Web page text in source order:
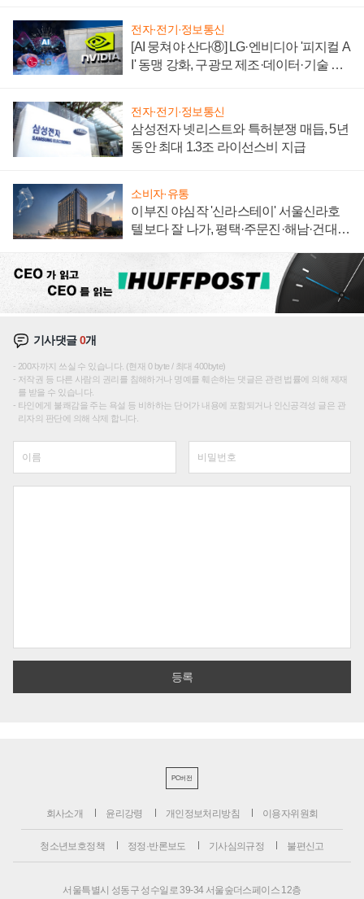
전자·전기·정보통신
[AI 뭉쳐야 산다⑧] LG·엔비디아 '피지컬 A
I' 동맹 강화, 구광모 제조·데이터·기술 결
전자·전기·정보통신
삼성전자 넷리스트와 특허분쟁 매듭, 5년
동안 최대 1.3조 라이선스비 지급
소비자·유통
이부진 야심작 '신라스테이' 서울신라호
텔보다 잘 나가, 평택·주문진·해남·건대로
기사댓글0개
200자까지 쓰실 수 있습니다. (현재 0 byte / 최대 400byte)
저작권 등 다른 사람의 권리를 침해하거나 명예를 훼손하는 댓글은 관련 법률에 의해 제재
를 받을 수 있습니다.
타인에게 불쾌감을 주는 욕설 등 비하하는 단어가 내용에 포함되거나 인신공격성 글은 관
리자의 판단에 의해 삭제 합니다.
PC버전
회사소개 윤리강령 개인정보처리방침 이용자위원회
청소년보호정책 정정·반론보도 기사심의규정 불편신고
서울특별시 성동구 성수일로 39-34 서울숲더스페이스 12층